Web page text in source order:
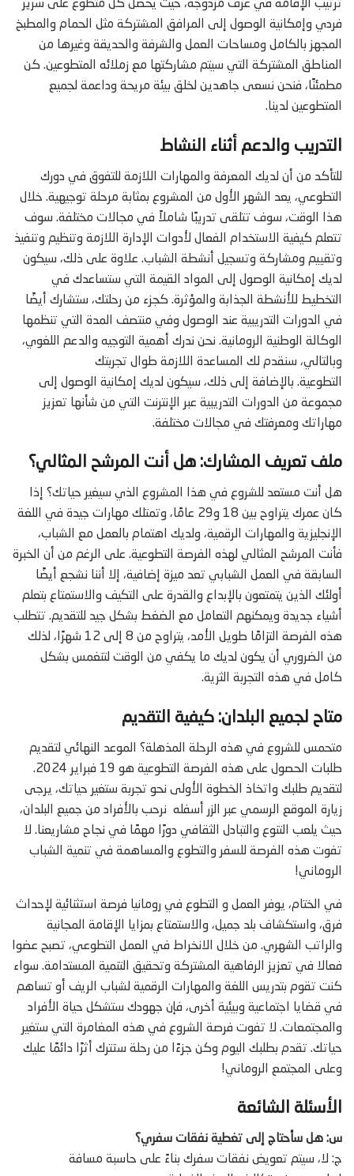
ترتيب الإقامة في غرف مزدوجة، حيث يحصل كل متطوع على سرير
فردي وإمكانية الوصول إلى المرافق المشتركة مثل الحمام والمطبخ
المجهز بالكامل ومساحات العمل والشرفة والحديقة وغيرها من
المناطق المشتركة التي سيتم مشاركتها مع زملائه المتطوعين. كن
مطمئنًا، فنحن نسعى جاهدين لخلق بيئة مريحة وداعمة لجميع
المتطوعين لدينا.
التدريب والدعم أثناء النشاط
للتأكد من أن لديك المعرفة والمهارات اللازمة للتفوق في دورك
التطوعي، يعد الشهر الأول من المشروع بمثابة مرحلة توجيهية. خلال
هذا الوقت، سوف تتلقى تدريبًا شاملاً في مجالات مختلفة. سوف
تتعلم كيفية الاستخدام الفعال لأدوات الإدارة اللازمة وتنظيم وتنفيذ
وتقييم ومشاركة وتسجيل أنشطة الشباب. علاوة على ذلك، سيكون
لديك إمكانية الوصول إلى المواد القيمة التي ستساعدك في
التخطيط للأنشطة الجذابة والمؤثرة. كجزء من رحلتك، ستشارك أيضًا
في الدورات التدريبية عند الوصول وفي منتصف المدة التي تنظمها
الوكالة الوطنية الرومانية. نحن ندرك أهمية التوجيه والدعم اللغوي،
وبالتالي، سنقدم لك المساعدة اللازمة طوال تجربتك
التطوعية. بالإضافة إلى ذلك، سيكون لديك إمكانية الوصول إلى
مجموعة من الدورات التدريبية عبر الإنترنت التي من شأنها تعزيز
مهاراتك ومعرفتك في مجالات مختلفة.
ملف تعريف المشارك: هل أنت المرشح المثالي؟
هل أنت مستعد للشروع في هذا المشروع الذي سيغير حياتك؟ إذا
كان عمرك يتراوح بين 18 و29 عامًا، وتمتلك مهارات جيدة في اللغة
الإنجليزية والمهارات الرقمية، ولديك اهتمام بالعمل مع الشباب،
فأنت المرشح المثالي لهذه الفرصة التطوعية. على الرغم من أن الخبرة
السابقة في العمل الشبابي تعد ميزة إضافية، إلا أننا نشجع أيضًا
أولئك الذين يتمتعون بالإبداع والقدرة على التكيف والاستمتاع بتعلم
أشياء جديدة ويمكنهم التعامل مع الضغط بشكل جيد للتقديم. تتطلب
هذه الفرصة التزامًا طويل الأمد، يتراوح من 8 إلى 12 شهرًا، لذلك
من الضروري أن يكون لديك ما يكفي من الوقت لتنغمس بشكل
كامل في هذه التجربة الثرية.
متاح لجميع البلدان: كيفية التقديم
متحمس للشروع في هذه الرحلة المذهلة؟ الموعد النهائي لتقديم
طلبات الحصول على هذه الفرصة التطوعية هو 19 فبراير 2024.
لتقديم طلبك واتخاذ الخطوة الأولى نحو تجربة ستغير حياتك، يرجى
زيارة الموقع الرسمي عبر الزر أسفله نرحب بالأفراد من جميع البلدان،
حيث يلعب التنوع والتبادل الثقافي دورًا مهمًا في نجاح مشاريعنا. لا
تفوت هذه الفرصة للسفر والتطوع والمساهمة في تنمية الشباب
الروماني!
في الختام، يوفر العمل و التطوع في رومانيا فرصة استثنائية لإحداث
فرق، واستكشاف بلد جميل، والاستمتاع بمزايا الإقامة المجانية
والراتب الشهري. من خلال الانخراط في العمل التطوعي، تصبح عضوا
فعالا في تعزيز الرفاهية المشتركة وتحقيق التنمية المستدامة. سواء
كنت تقوم بتدريس اللغة والمهارات الرقمية لشباب الريف أو تساهم
في قضايا اجتماعية وبيئية أخرى، فإن جهودك ستشكل حياة الأفراد
والمجتمعات. لا تفوت فرصة الشروع في هذه المغامرة التي ستغير
حياتك. تقدم بطلبك اليوم وكن جزءًا من رحلة ستترك أثرًا دائمًا عليك
وعلى المجتمع الروماني!
الأسئلة الشائعة
س: هل سأحتاج إلى تغطية نفقات سفري؟
ج: لا، سيتم تعويض نفقات سفرك بناءً على حاسبة مسافة